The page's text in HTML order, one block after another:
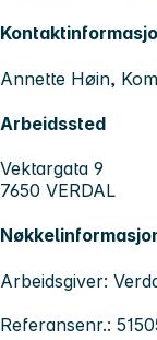
Annette Høin,
Arbeidssted
Vektargata 9
7650 VERDAL
Arbeidsgiver:
Referansenr.: